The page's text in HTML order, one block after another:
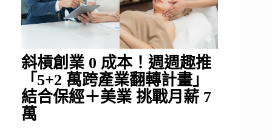
斜槓創業 0 成本！週週趣推
「5+2 萬跨產業翻轉計畫」
結合保經＋美業 挑戰月薪 7
萬